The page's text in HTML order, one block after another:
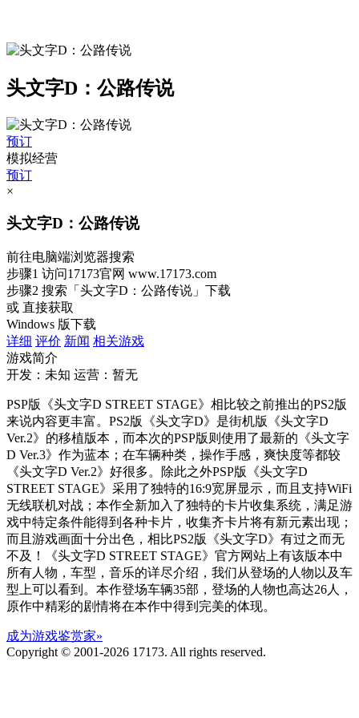
头文字D：公路传说
预订
模拟经营
预订
×
头文字D：公路传说
前往电脑端浏览器搜索
步骤1 访问17173官网 www.17173.com
步骤2 搜索 「头文字D：公路传说」 下载
或 直接获取
Windows 版下载
详细 评价 新闻 相关游戏
游戏简介
开发：未知 运营：暂无
PSP版《头文字D STREET STAGE》相比较之前推出的PS2版
来说内容更丰富。PS2版《头文字D》是街机版《头文字D
Ver.2》的移植版本，而本次的PSP版则使用了最新的《头文字
D Ver.3》作为蓝本；在车辆种类，操作手感，爽快度等都较
《头文字D Ver.2》好很多。除此之外PSP版《头文字D
STREET STAGE》采用了独特的16:9宽屏显示，而且支持WiFi
无线联机对战；本作全新加入了独特的卡片收集系统，满足游
戏中特定条件能得到各种卡片，收集齐卡片将有新元素出现；
而且游戏画面十分出色，相比PS2版《头文字D》有过之而无
不及！《头文字D STREET STAGE》官方网站上有该版本中
所有人物，车型，音乐的详尽介绍，我们从登场的人物以及车
型上可以看到。本作登场车辆35部，登场的人物也高达26人，
原作中精彩的剧情将在本作中得到完美的体现。
成为游戏鉴赏家»
Copyright © 2001-2026 17173. All rights reserved.